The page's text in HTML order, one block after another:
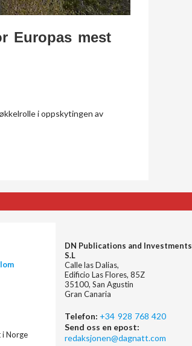
Europas mest
i oppskytingen av
i Norge
DN Publications and Investments
S.L
Calle las Dalias,
Edificio Las Flores, 85Z
35100, San Agustin
Gran Canaria
Telefon: +34 928 768 420
Send oss en epost:
redaksjonen@dagnatt.com